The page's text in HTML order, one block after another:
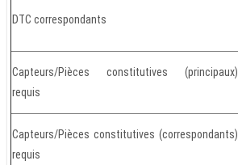
DTC correspondants
Capteurs/Pièces constitutives (principaux)
requis
Capteurs/Pièces constitutives (correspondants)
requis